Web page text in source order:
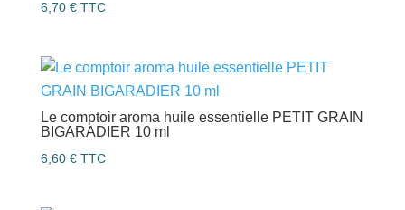
6,70 € TTC
Le comptoir aroma huile essentielle PETIT GRAIN
BIGARADIER 10 ml
6,60 € TTC